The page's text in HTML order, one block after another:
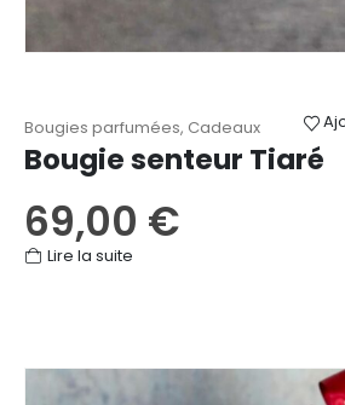
Bougies parfumées, Cadeaux
Bougie senteur Tiaré
69,00 €
Lire la suite